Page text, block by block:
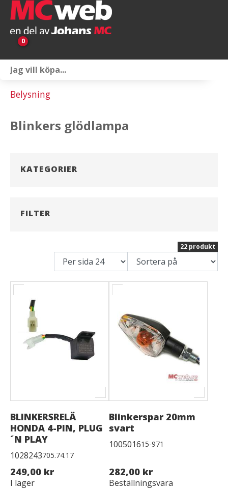
0
Reservdelar & tillbehör
Belysning
Blinkers glödlampa
KATEGORIER
FILTER
22 produkt
BLINKERSRELÄ
HONDA 4-PIN, PLUG
´N PLAY
1028243705.74.17
249,00 kr
I lager
Blinkerspar 20mm
svart
100501615-971
282,00 kr
Beställningsvara